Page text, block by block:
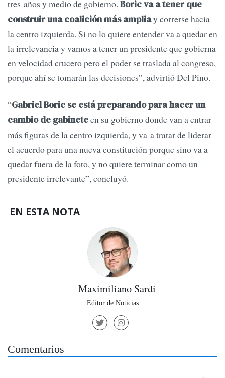
tres años y medio de gobierno. Boric va a tener que
construir una coalición más ampliay correrse hacia
la centro izquierda. Si no lo quiere entender va a quedar en
la irrelevancia y vamos a tener un presidente que gobierna
en velocidad crucero pero el poder se traslada al congreso,
porque ahí se tomarán las decisiones”, advirtió Del Pino.
“Gabriel Boric se está preparando para hacer un
cambio de gabineteen su gobierno donde van a entrar
más figuras de la centro izquierda, y va a tratar de liderar
el acuerdo para una nueva constitución porque sino va a
quedar fuera de la foto, y no quiere terminar como un
presidente irrelevante”, concluyó.
EN ESTA NOTA
Maximiliano Sardi
Editor de Noticias
Comentarios